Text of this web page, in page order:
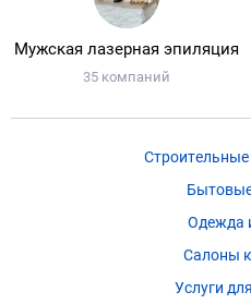
Мужская лазерная эпиляция
35 компаний
Одежда
Салоны
Услуги